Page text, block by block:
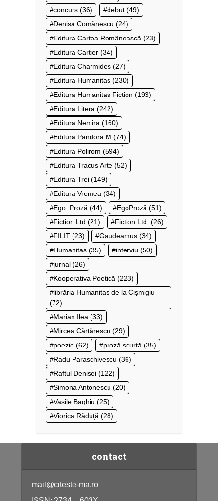
concurs (36) debut (49)
Denisa Comănescu (24)
Editura Cartea Românească (23)
Editura Cartier (34)
Editura Charmides (27)
Editura Humanitas (230)
Editura Humanitas Fiction (193)
Editura Litera (242)
Editura Nemira (160)
Editura Pandora M (74)
Editura Polirom (594)
Editura Tracus Arte (52)
Editura Trei (149)
Editura Vremea (34)
Ego. Proză (44) EgoProză (51)
Fiction Ltd (21) Fiction Ltd. (26)
FILIT (23) Gaudeamus (34)
Humanitas (35) interviu (50)
jurnal (26)
Kooperativa Poetică (223)
librăria Humanitas de la Cișmigiu
(72)
Marian Ilea (33)
Mircea Cărtărescu (29)
poezie (62) proză scurtă (35)
Radu Paraschivescu (36)
Raftul Denisei (122)
Simona Antonescu (20)
Vasile Baghiu (25)
Viorica Răduţă (28)
contact
mail@citeste-ma.ro